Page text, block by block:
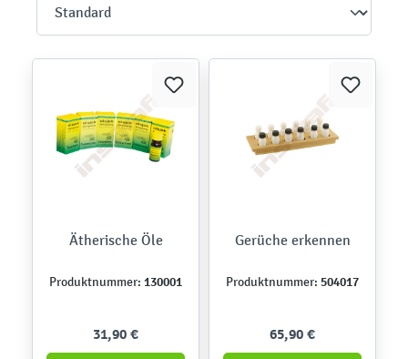
Ätherische Öle
Produktnummer: 130001
31,90 €
Gerüche erkennen
Produktnummer: 504017
65,90 €